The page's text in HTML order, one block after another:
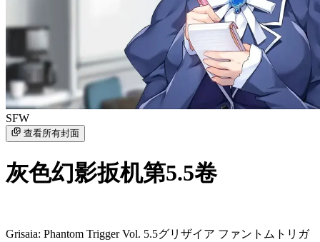
SFW
查看所有封面
灰色幻影扳机第5.5卷
Grisaia: Phantom Trigger Vol. 5.5グリザイア ファントムトリガ